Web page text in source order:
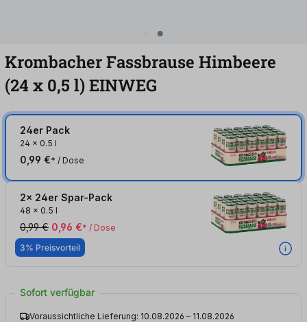
Krombacher Fassbrause Himbeere
(24 x 0,5 l)EINWEG
24er Pack
24 x 0.5 l
0,99 €* / Dose
2x 24er Spar-Pack
48 x 0.5 l
0,99 € 0,96 €* / Dose
3% Preisvorteil
Sofort verfügbar
Voraussichtliche Lieferung: 10.08.2026 – 11.08.2026